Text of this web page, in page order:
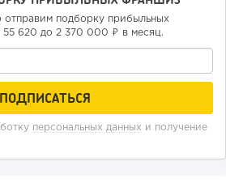
отправим подборку прибыльных
620 до 2 370 000 ₽ в месяц.
персональных данных и получение